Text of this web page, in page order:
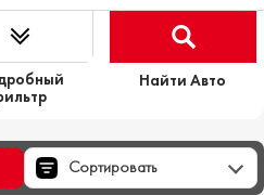
Найти Авто
Сортировать